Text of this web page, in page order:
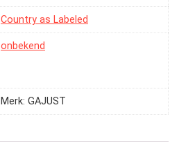
‎Country as Labeled
‎onbekend
Merk: GAJUST